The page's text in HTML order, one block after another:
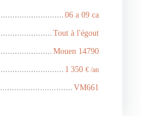
06 a 09 ca
Tout à l'égout
Mouen 14790
1 350 € /an
VM661